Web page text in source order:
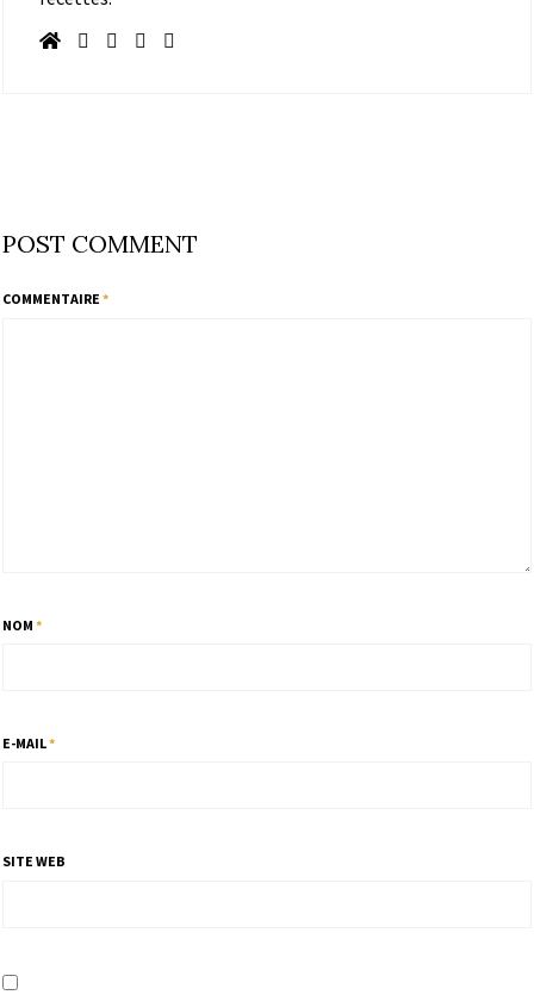
POST COMMENT
COMMENTAIRE *
NOM *
E-MAIL*
SITE WEB